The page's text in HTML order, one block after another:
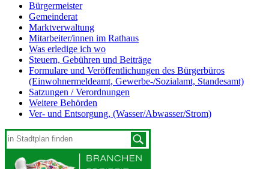
Bürgermeister
Gemeinderat
Marktverwaltung
Mitarbeiter/innen im Rathaus
Was erledige ich wo
Steuern, Gebühren und Beiträge
Formulare und Veröffentlichungen des Bürgerbüros
(Einwohnermeldeamt, Gewerbe-/Sozialamt, Standesamt)
Satzungen / Verordnungen
Weitere Behörden
Ver- und Entsorgung, (Wasser/Abwasser/Strom)